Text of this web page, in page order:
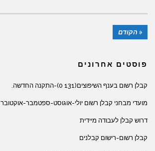
« הקודם
פוסטים אחרונים
קבלן רשום בענף השיפוצים(131 0)-התקנה החדשה.
מועדי מבחני קבלן רשום יולי-אוגוסט-ספטמבר-אוקטובר 2017
דרוש קבלן לעבודה מיידית
קבלן רשום-רישום קבלנים